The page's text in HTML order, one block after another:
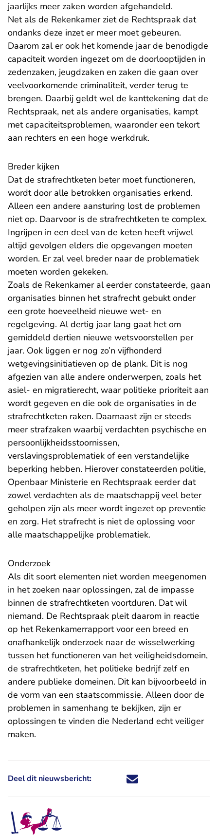
jaarlijks meer zaken worden afgehandeld.
Net als de Rekenkamer ziet de Rechtspraak dat
ondanks deze inzet er meer moet gebeuren.
Daarom zal er ook het komende jaar de benodigde
capaciteit worden ingezet om de doorlooptijden in
zedenzaken, jeugdzaken en zaken die gaan over
veelvoorkomende criminaliteit, verder terug te
brengen. Daarbij geldt wel de kanttekening dat de
Rechtspraak, net als andere organisaties, kampt
met capaciteitsproblemen, waaronder een tekort
aan rechters en een hoge werkdruk.
Breder kijken
Dat de strafrechtketen beter moet functioneren,
wordt door alle betrokken organisaties erkend.
Alleen een andere aansturing lost de problemen
niet op. Daarvoor is de strafrechtketen te complex.
Ingrijpen in een deel van de keten heeft vrijwel
altijd gevolgen elders die opgevangen moeten
worden. Er zal veel breder naar de problematiek
moeten worden gekeken.
Zoals de Rekenkamer al eerder constateerde, gaan
organisaties binnen het strafrecht gebukt onder
een grote hoeveelheid nieuwe wet- en
regelgeving. Al dertig jaar lang gaat het om
gemiddeld dertien nieuwe wetsvoorstellen per
jaar. Ook liggen er nog zo’n vijfhonderd
wetgevingsinitiatieven op de plank. Dit is nog
afgezien van alle andere onderwerpen, zoals het
asiel- en migratierecht, waar politieke prioriteit aan
wordt gegeven en die ook de organisaties in de
strafrechtketen raken. Daarnaast zijn er steeds
meer strafzaken waarbij verdachten psychische en
persoonlijkheidsstoornissen,
verslavingsproblematiek of een verstandelijke
beperking hebben. Hierover constateerden politie,
Openbaar Ministerie en Rechtspraak eerder dat
zowel verdachten als de maatschappij veel beter
geholpen zijn als meer wordt ingezet op preventie
en zorg. Het strafrecht is niet de oplossing voor
alle maatschappelijke problematiek.
Onderzoek
Als dit soort elementen niet worden meegenomen
in het zoeken naar oplossingen, zal de impasse
binnen de strafrechtketen voortduren. Dat wil
niemand. De Rechtspraak pleit daarom in reactie
op het Rekenkamerrapport voor een breed en
onafhankelijk onderzoek naar de wisselwerking
tussen het functioneren van het veiligheidsdomein,
de strafrechtketen, het politieke bedrijf zelf en
andere publieke domeinen. Dit kan bijvoorbeeld in
de vorm van een staatscommissie. Alleen door de
problemen in samenhang te bekijken, zijn er
oplossingen te vinden die Nederland echt veiliger
maken.
Deel dit nieuwsbericht: Deel dit nieuwsbericht via X -
Deel dit nieuwsbericht via
Deel dit nieuwsbericht
Deel dit